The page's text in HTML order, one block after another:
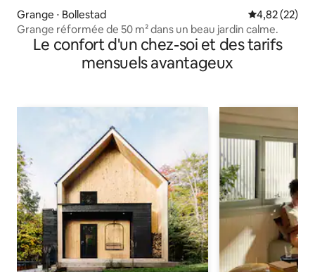
Grange ⋅ Bollestad Évaluation
4,82 (22)
Grange réformée de 50 m² dans un beau jardin calme.
Le confort d'un chez-soi et des tarifs
mensuels avantageux